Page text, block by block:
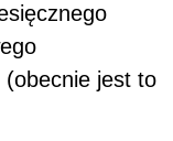
jest to